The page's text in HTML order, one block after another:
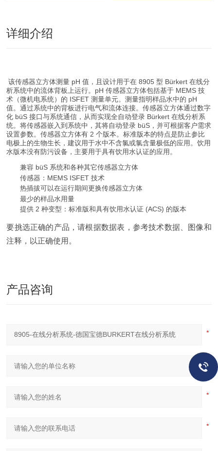
详细介绍
该传感器立方体测量 pH 值，且设计用于在 8905 型 Bürkert 在线分
析系统中的流体背板上运行。pH 传感器立方体包括基于 MEMS 技
术（微机电系统）的 ISFET 测量单元。测量指明样品水中的 pH
值。通过系统中的背板进行电气和流体连接。传感器立方体通过数字
化 büS 接口与系统通信，从而实现全自动登录 Bürkert 在线分析系
统。将传感器嵌入到系统中，其将自动登录 büS，并可根据客户需求
设置参数。传感器立方体有 2 个版本。标准版本的特点是防止参比
电极上的生物生长，建议用于水中不含氯或氯含量极低的应用。饮用
水版本没有防污设备，主要用于具有饮用水认证的应用。
兼容 büS 系统和各种其它传感器立方体
传感器：MEMS ISFET 技术
热插拔可以在运行期间更换传感器立方体
最少的样品水用量
提供 2 种变型：标准版和具有饮用水认证 (ACS) 的版本
要挑选正确的产品，请根据数据表，参考技术数据、图像和
注释，以正确使用。
产品咨询